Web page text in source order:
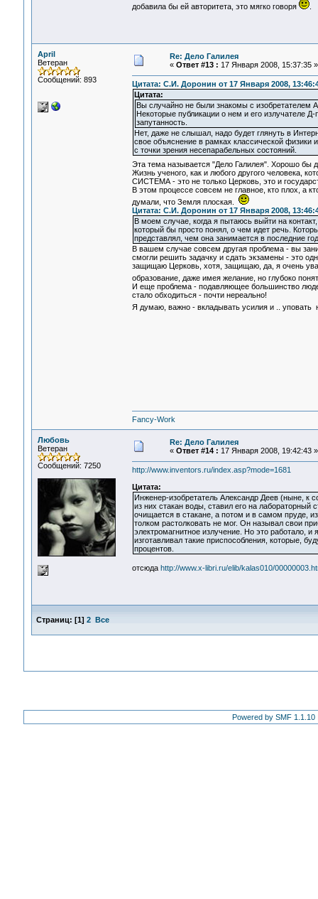
добавила бы ей авторитета, это мягко говоря
.
April
Ветеран
Сообщений: 893
Re: Дело Галилея
« Ответ #13 : 17 Января 2008, 15:37:35 »
Цитата: С.И. Доронин от 17 Января 2008,
Цитата:
Вы случайно не были знакомы с изобретателем
Некоторые публикации о нем и его излучателе
запутанность.
Нет, даже не слышал, надо будет глянуть в
свое объяснение в рамках классической
с точки зрения несепарабельных состояний.
Эта тема называется "Дело Галилея". Хорошо бы
Жизнь ученого, как и любого другого человека,
СИСТЕМА - это не только Церковь, это и
В этом процессе совсем не главное, кто плох, а
думали, что Земля плоская.
Цитата: С.И. Доронин от 17 Января 2008,
В моем случае, когда я пытаюсь выйти на
который бы просто понял, о чем идет речь.
представлял, чем она занимается в последние
В вашем случае совсем другая проблема - вы
смогли решить задачку и сдать экзамены - это
защищаю Церковь, хотя, защищаю, да, я очень
образование, даже имея желание, но глубоко
И еще проблема - подавляющее большинство
стало обходиться - почти нереально!
Я думаю, важно - вкладывать усилия и .. уповать
Fancy-Work
Любовь
Ветеран
Сообщений: 7250
Re: Дело Галилея
« Ответ #14 : 17 Января 2008, 19:42:43 »
http://www.inventors.ru/index.asp?mode=1681
Цитата:
Инженер-изобретатель Александр Деев (ныне,
из них стакан воды, ставил его на лабораторный
очищается в стакане, а потом и в самом пруде,
толком растолковать не мог. Он называл свои
электромагнитное излучение. Но это работало,
изготавливал такие приспособления, которые,
процентов.
отсюда http://www.x-libri.ru/elib/kalas010/
Страниц: [1] 2 Все
Powered by SMF 1.1.10